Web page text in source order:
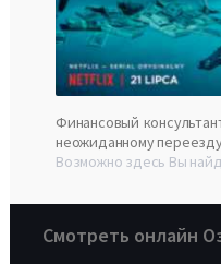
Финансовый
неожиданному
Возможно здесь Вы
Смотреть онлайн